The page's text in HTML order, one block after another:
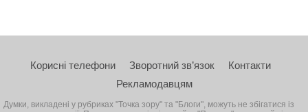
Корисні телефони Зворотний зв’язок
Контакти
Рекламодавцям
Думки, викладені у рубриках "Точка зору" та "Блоги", можуть не збігатися із